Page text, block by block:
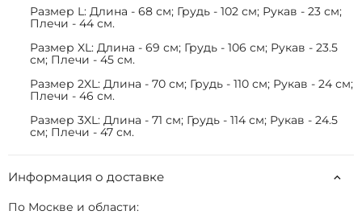
Размер L: Длина - 68 см; Грудь - 102 см; Рукав - 23 см;
Плечи - 44 см.
Размер XL: Длина - 69 см; Грудь - 106 см; Рукав - 23.5
см; Плечи - 45 см.
Размер 2XL: Длина - 70 см; Грудь - 110 см; Рукав - 24 см;
Плечи - 46 см.
Размер 3XL: Длина - 71 см; Грудь - 114 см; Рукав - 24.5
см; Плечи - 47 см.
Информация о доставке
По Москве и области: